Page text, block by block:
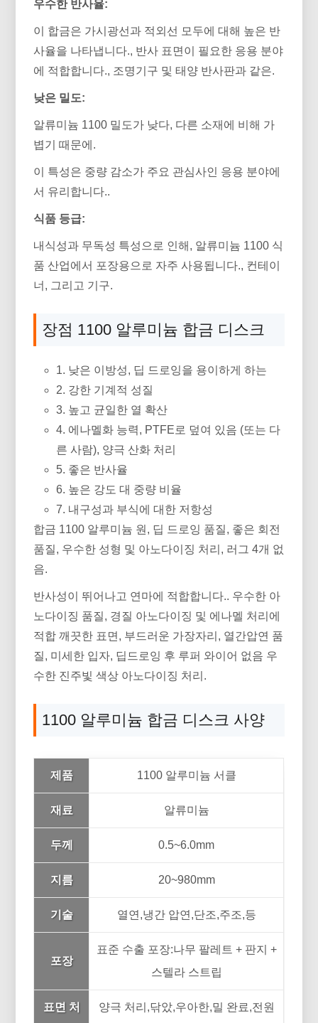
우수한 반사율:
이 합금은 가시광선과 적외선 모두에 대해 높은 반
사율을 나타냅니다., 반사 표면이 필요한 응용 분야
에 적합합니다., 조명기구 및 태양 반사판과 같은.
낮은 밀도:
알류미늄 1100 밀도가 낮다, 다른 소재에 비해 가
볍기 때문에.
이 특성은 중량 감소가 주요 관심사인 응용 분야에
서 유리합니다..
식품 등급:
내식성과 무독성 특성으로 인해, 알류미늄 1100 식
품 산업에서 포장용으로 자주 사용됩니다., 컨테이
너, 그리고 기구.
장점 1100 알루미늄 합금 디스크
1. 낮은 이방성, 딥 드로잉을 용이하게 하는
2. 강한 기계적 성질
3. 높고 균일한 열 확산
4. 에나멜화 능력, PTFE로 덮여 있음 (또는 다
른 사람), 양극 산화 처리
5. 좋은 반사율
6. 높은 강도 대 중량 비율
7. 내구성과 부식에 대한 저항성
합금 1100 알루미늄 원, 딥 드로잉 품질, 좋은 회전
품질, 우수한 성형 및 아노다이징 처리, 러그 4개 없
음.
반사성이 뛰어나고 연마에 적합합니다.. 우수한 아
노다이징 품질, 경질 아노다이징 및 에나멜 처리에
적합 깨끗한 표면, 부드러운 가장자리, 열간압연 품
질, 미세한 입자, 딥드로잉 후 루퍼 와이어 없음 우
수한 진주빛 색상 아노다이징 처리.
1100 알루미늄 합금 디스크 사양
제품 1100 알루미늄 서클
재료 알류미늄
두께 0.5~6.0mm
지름 20~980mm
기술 열연,냉간 압연,단조,주조,등
포장
표준 수출 포장:나무 팔레트 + 판지 +
스텔라 스트립
표면 처
양극 처리,닦았,우아한,밀 완료,전원